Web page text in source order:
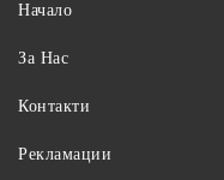
Начало
За Нас
Контакти
Рекламации